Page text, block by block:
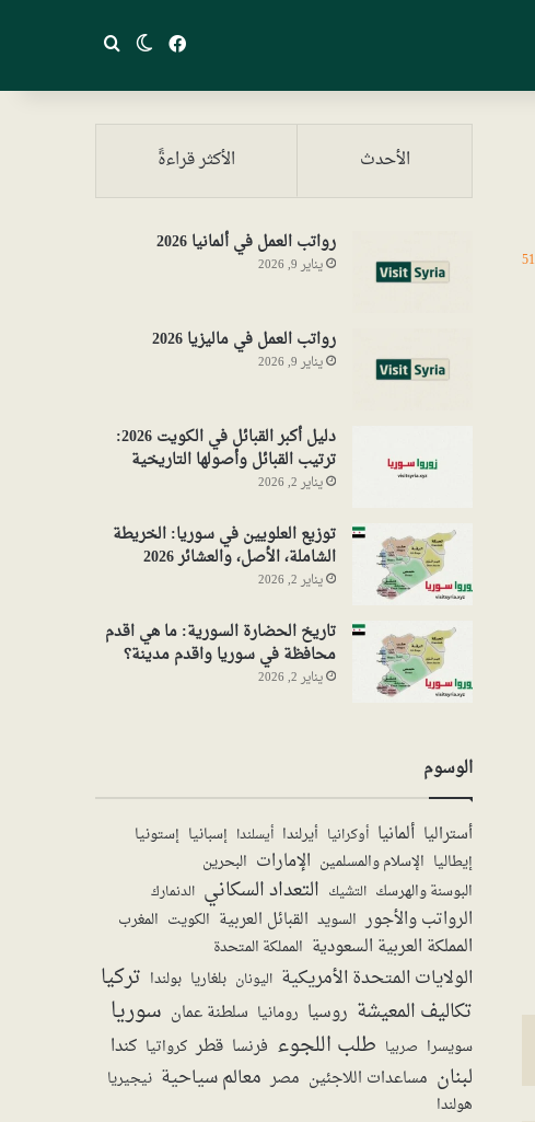
فيسبوكالوضع المظلم
بحث عن
51
الأحدث الأكثر قراءةً
رواتب العمل في ألمانيا 2026
يناير 9, 2026
رواتب العمل في ماليزيا 2026
يناير 9, 2026
دليل أكبر القبائل في الكويت 2026:
ترتيب القبائل وأصولها التاريخية
يناير 2, 2026
توزيع العلويين في سوريا: الخريطة
الشاملة، الأصل، والعشائر 2026
يناير 2, 2026
تاريخ الحضارة السورية: ما هي اقدم
محافظة في سوريا واقدم مدينة؟
يناير 2, 2026
الوسوم
أستراليا ألمانيا أوكرانيا أيرلندا أيسلندا إسبانيا إستونيا
إيطاليا الإسلام والمسلمين الإمارات البحرين
البوسنة والهرسك التشيك التعداد السكاني الدنمارك
الرواتب والأجور السويد القبائل العربية الكويت المغرب
المملكة العربية السعودية المملكة المتحدة
الولايات المتحدة الأمريكية اليونان بلغاريا بولندا تركيا
تكاليف المعيشة روسيا رومانيا سلطنة عمان سوريا
سويسرا صربيا طلب اللجوء فرنسا قطر كرواتيا كندا
لبنان مساعدات اللاجئين مصر معالم سياحية نيجيريا
هولندا